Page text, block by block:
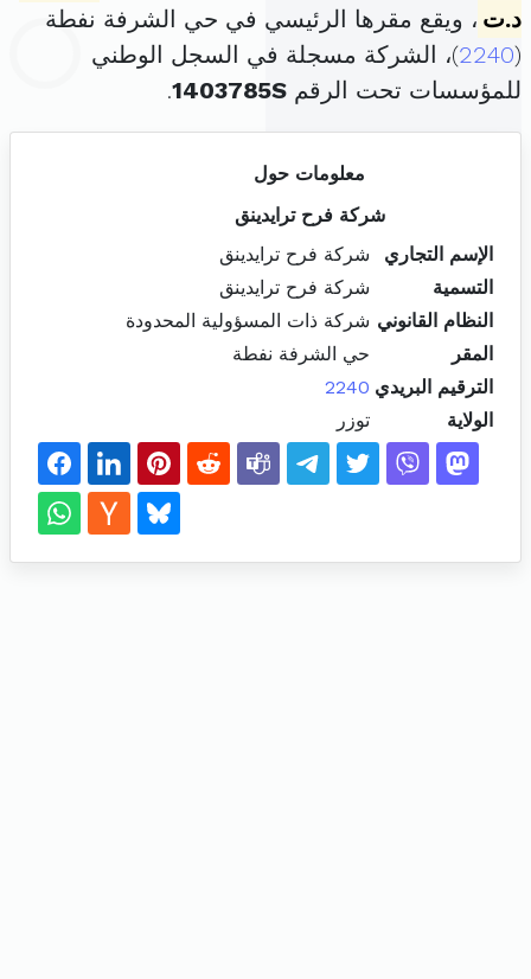
د.ت ، ويقع مقرها الرئيسي في حي الشرفة نفطة
(
2240)، الشركة مسجلة في السجل الوطني
للمؤسسات تحت الرقم 1403785S
.
معلومات حول
شركة فرح ترايدينق
الإسم التجاري
شركة فرح ترايدينق
التسمية
شركة فرح ترايدينق
النظام القانوني شركة ذات المسؤولية المحدودة
المقر
حي الشرفة نفطة
الترقيم البريدي 2240
الولاية
توزر